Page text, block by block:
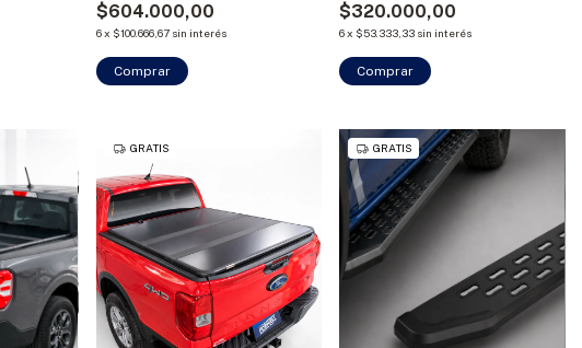
$604.000,00
6x $100.666,67 sin interés
Comprar
$320.000,00
6x $53.333,33 sin interés
GRATIS GRATIS